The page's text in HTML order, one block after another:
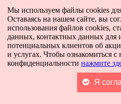
определяемой положениями
РФ.
Заказать звонок
Оставьте свои контакты, чтобы
консультацию по всем
Мы используем файлы cookies
Оставаясь на нашем сайте, вы
использования файлов cookies,
данных, контактных данных для
потенциальных клиентов об
и услугах. Чтобы ознакомиться
конфиденциальности нажмите
Я